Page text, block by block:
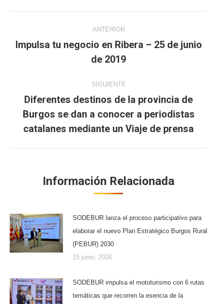
entre
ANTERIOR
anterior:
Impulsa tu negocio en Ribera – 25 de junio
de 2019
SIGUIENTE
Publicación
siguiente:
Diferentes destinos de la provincia de
Burgos se dan a conocer a periodistas
catalanes mediante un Viaje de prensa
Información Relacionada
SODEBUR lanza el proceso participativo para
elaborar el nuevo Plan Estratégico Burgos Rural
(PEBUR) 2030
15 junio, 2026
SODEBUR impulsa el mototurismo con 6 rutas
temáticas que recorren la esencia de la